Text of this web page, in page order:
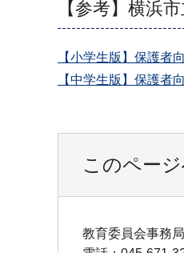
【参考】横浜
【小学生版】保護者
【中学生版】保護者
このペー
教育委員会事務